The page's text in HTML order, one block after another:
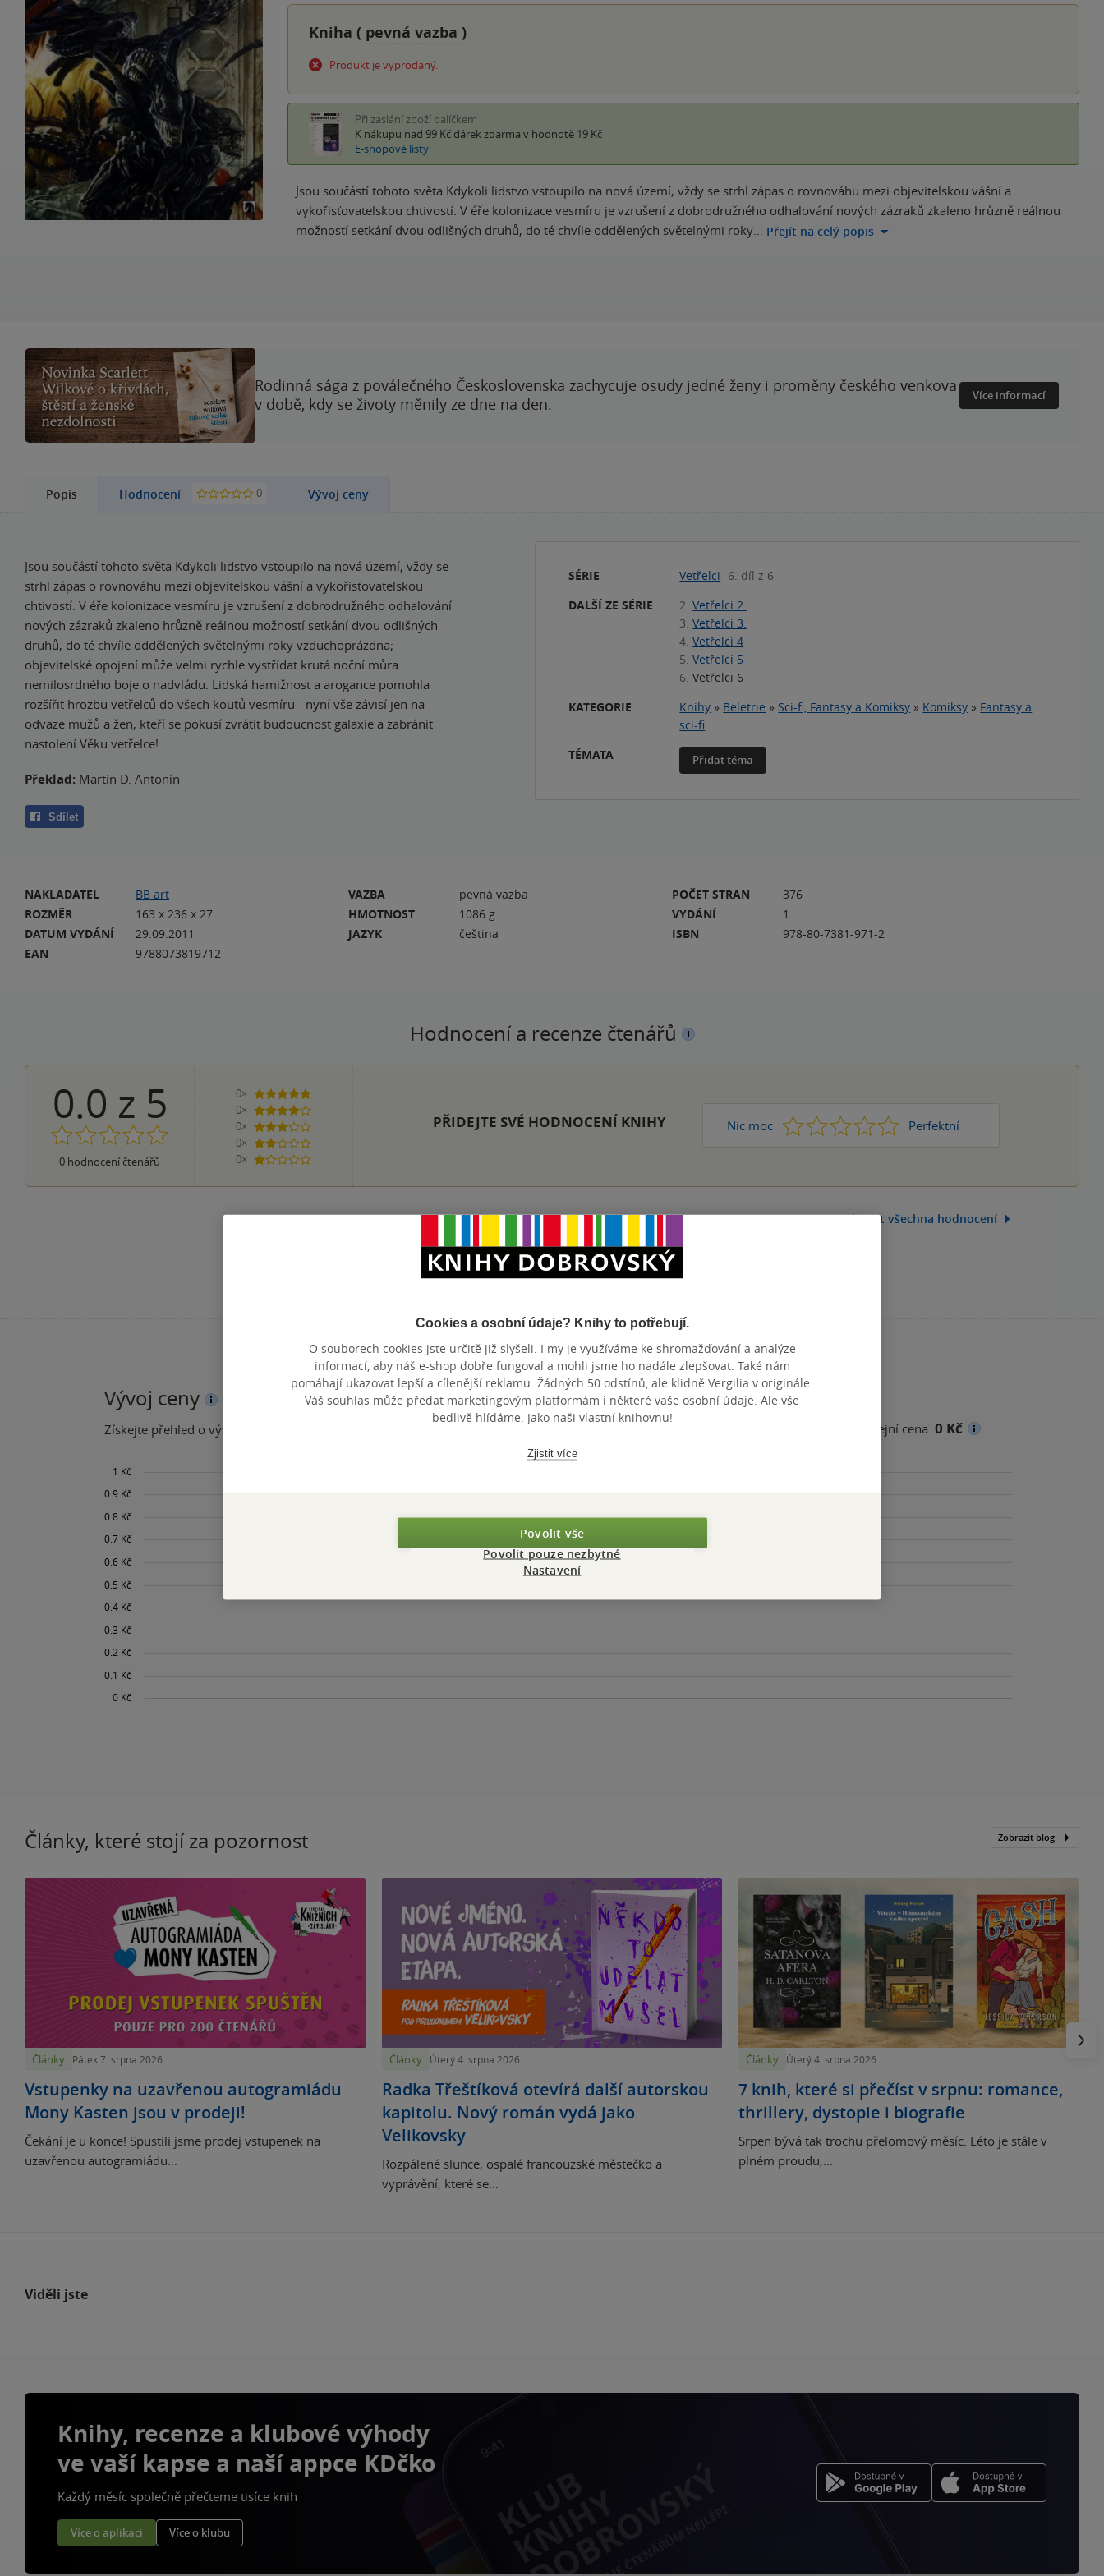
Kniha ( pevná vazba )
Produkt je vyprodaný.
Při zaslání zboží balíčkem
K nákupu nad 99 Kč dárek zdarma v hodnotě 19 Kč
E-shopové listy
Jsou součástí tohoto světa Kdykoli lidstvo vstoupilo na nová území, vždy se strhl zápas o rovnováhu mezi objevitelskou vášní a
vykořisťovatelskou chtivostí. V éře kolonizace vesmíru je vzrušení z dobrodružného odhalování nových zázraků zkaleno hrůzně reálnou
možností setkání dvou odlišných druhů, do té chvíle oddělených světelnými roky… Přejít na celý popis
Rodinná sága z poválečného Československa zachycuje osudy jedné ženy i proměny českého venkova
v době, kdy se životy měnily ze dne na den.
Více informací
Popis Hodnocení 0 Vývoj ceny
Jsou součástí tohoto světa Kdykoli lidstvo vstoupilo na nová území, vždy se
strhl zápas o rovnováhu mezi objevitelskou vášní a vykořisťovatelskou
chtivostí. V éře kolonizace vesmíru je vzrušení z dobrodružného odhalování
nových zázraků zkaleno hrůzně reálnou možností setkání dvou odlišných
druhů, do té chvíle oddělených světelnými roky vzduchoprázdna;
objevitelské opojení může velmi rychle vystřídat krutá noční můra
nemilosrdného boje o nadvládu. Lidská hamižnost a arogance pomohla
rozšířit hrozbu vetřelců do všech koutů vesmíru - nyní vše závisí jen na
odvaze mužů a žen, kteří se pokusí zvrátit budoucnost galaxie a zabránit
nastolení Věku vetřelce!
Překlad: Martin D. Antonín
Sdílet
SÉRIE Vetřelci 6. díl z 6
DALŠÍ ZE SÉRIE
2. Vetřelci 2.
3. Vetřelci 3.
4. Vetřelci 4
5. Vetřelci 5
6. Vetřelci 6
KATEGORIE
Knihy » Beletrie » Sci-fi, Fantasy a Komiksy » Komiksy » Fantasy a
sci-fi
TÉMATA
Přidat téma
NAKLADATEL
BB art
ROZMĚR
163 x 236 x 27
DATUM VYDÁNÍ
29.09.2011
EAN
9788073819712
VAZBA
pevná vazba
HMOTNOST
1086 g
JAZYK
čeština
POČET STRAN
376
VYDÁNÍ
1
ISBN
978-80-7381-971-2
Hodnocení a recenze čtenářů
0.0 z 5
0 hodnocení čtenářů
0×
5 hvězdiček
0×
4 hvězdičky
0×
3 hvězdičky
0×
2 hvězdičky
0×
1 hvezdička
PŘIDEJTE SVÉ HODNOCENÍ KNIHY Nic moc 1 2 3 4 Perfektní
5
Zobrazit všechna hodnocení
Přidat hodnocení
Vývoj ceny
Získejte přehled o vývoji ceny za posledních 60 dní. Minimální prodejní cena: 0 Kč
Články, které stojí za pozornost Zobrazit blog
Články Pátek 7. srpna 2026
Vstupenky na uzavřenou autogramiádu
Mony Kasten jsou v prodeji!
Čekání je u konce! Spustili jsme prodej vstupenek na
uzavřenou autogramiádu...
Články Úterý 4. srpna 2026
Radka Třeštíková otevírá další autorskou
kapitolu. Nový román vydá jako
Velikovsky
Rozpálené slunce, ospalé francouzské městečko a
vyprávění, které se...
Články Úterý 4. srpna 2026
7 knih, které si přečíst v srpnu: romance,
thrillery, dystopie i biografie
Srpen bývá tak trochu přelomový měsíc. Léto je stále v
plném proudu,...
Viděli jste
Knihy, recenze a klubové výhody
ve vaší kapse a naší appce KDčko
Každý měsíc společně přečteme tisíce knih
Více o aplikaci Více o klubu
Cookies a osobní údaje? Knihy to potřebují.
O souborech cookies jste určitě již slyšeli. I my je využíváme ke shromažďování a analýze
informací, aby náš e-shop dobře fungoval a mohli jsme ho nadále zlepšovat. Také nám
pomáhají ukazovat lepší a cílenější reklamu. Žádných 50 odstínů, ale klidně Vergilia v originále.
Váš souhlas může předat marketingovým platformám i některé vaše osobní údaje. Ale vše
bedlivě hlídáme. Jako naši vlastní knihovnu!
Zjistit více
Povolit vše
Povolit pouze nezbytné
Nastavení